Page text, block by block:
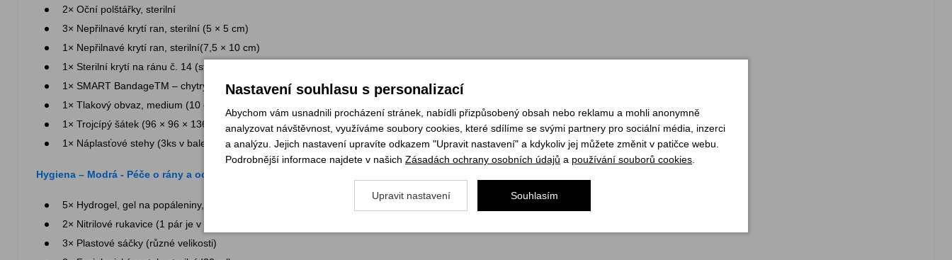
2× Oční polštářky, sterilní
3× Nepřilnavé krytí ran, sterilní (5 × 5 cm)
1× Nepřilnavé krytí ran, sterilní(7,5 × 10 cm)
1× Sterilní krytí na ránu č. 14 (střední velikost)
1× SMART BandageTM – chytrý tlakový obvaz (10 cm × 2 m)
1× Tlakový obvaz, medium (10 cm × 1,8 m)
1× Trojcípý šátek (96 × 96 × 136 cm)
1× Náplasťové stehy (3ks v balení)
Hygiena – Modrá - Péče o rány a ochrana:
5× Hydrogel, gel na popáleniny, sterilní (3,5 ml)
2× Nitrilové rukavice (1 pár je v KPR sadě)
3× Plastové sáčky (různé velikosti)
Nastavení souhlasu s personalizací
Abychom vám usnadnili procházení stránek, nabídli přizpůsobený obsah nebo reklamu a mohli anonymně
analyzovat návštěvnost, využíváme soubory cookies, které sdílíme se svými partnery pro sociální média, inzerci
a analýzu. Jejich nastavení upravíte odkazem "Upravit nastavení" a kdykoliv jej můžete změnit v patičce webu.
Podrobnější informace najdete v našich Zásadách ochrany osobních údajů a používání souborů cookies
Upravit nastavení Souhlasím